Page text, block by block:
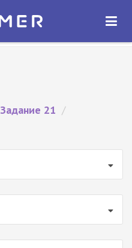
ОТКРЫТЬ
Задание 21 /